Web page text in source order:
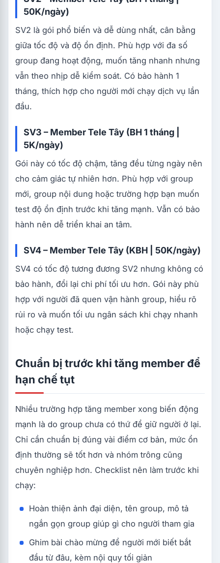
50K/ngày)
SV2 là gói phổ biến và dễ dùng nhất, cân bằng
giữa tốc độ và độ ổn định. Phù hợp với đa số
group đang hoạt động, muốn tăng nhanh nhưng
vẫn theo nhịp dễ kiểm soát. Có bảo hành 1
tháng, thích hợp cho người mới chạy dịch vụ lần
đầu.
SV3 – Member Tele Tây (BH 1 tháng |
5K/ngày)
Gói này có tốc độ chậm, tăng đều từng ngày nên
cho cảm giác tự nhiên hơn. Phù hợp với group
mới, group nội dung hoặc trường hợp bạn muốn
test độ ổn định trước khi tăng mạnh. Vẫn có bảo
hành nên dễ triển khai an tâm.
SV4 – Member Tele Tây (KBH | 50K/ngày)
SV4 có tốc độ tương đương SV2 nhưng không có
bảo hành, đổi lại chi phí tối ưu hơn. Gói này phù
hợp với người đã quen vận hành group, hiểu rõ
rủi ro và muốn tối ưu ngân sách khi chạy nhanh
hoặc chạy test.
Chuẩn bị trước khi tăng member để
hạn chế tụt
Nhiều trường hợp tăng member xong biến động
mạnh là do group chưa có thứ để giữ người ở lại.
Chỉ cần chuẩn bị đúng vài điểm cơ bản, mức ổn
định thường sẽ tốt hơn và nhóm trông cũng
chuyên nghiệp hơn. Checklist nên làm trước khi
chạy:
Hoàn thiện ảnh đại diện, tên group, mô tả
ngắn gọn group giúp gì cho người tham gia
Ghim bài chào mừng để người mới biết bắt
đầu từ đâu, kèm nội quy tối giản